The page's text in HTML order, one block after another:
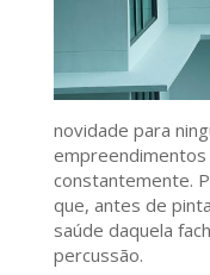
novidade para
constantemente.
que, antes de
saúde daquela
percussão.